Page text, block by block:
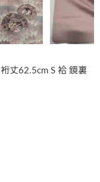
裄丈62.5cm S 袷 鏡裏